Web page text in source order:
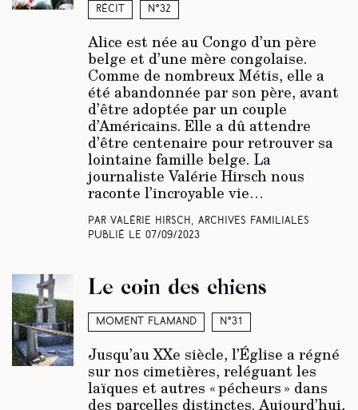
Récit N°32
Alice est née au Congo d’un père
belge et d’une mère congolaise.
Comme de nombreux Métis, elle a
été abandonnée par son père, avant
d’être adoptée par un couple
d’Américains. Elle a dû attendre
d’être centenaire pour retrouver sa
lointaine famille belge. La
journaliste Valérie Hirsch nous
raconte l’incroyable vie…
Par Valérie Hirsch, Archives familiales
Publié le 07/09/2023
Moment Flamand N°31
Le coin des chiens
Jusqu’au XXe siècle, l’Église a régné
sur nos cimetières, reléguant les
laïques et autres « pécheurs » dans
des parcelles distinctes. Aujourd’hui,